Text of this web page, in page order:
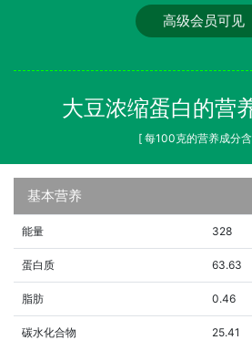
高级会员可见
大豆浓缩蛋白的营
[ 每100克的营养成分
基本营养
能量 328
蛋白质 63.63
脂肪 0.46
碳水化合物 25.41